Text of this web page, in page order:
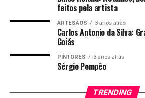
Utiliza uma variedade de técnicas
de moda sustentável. Ela usa
upcycling, que consistem em
novos produtos com valor agregado.
também utiliza técnicas de costura,
para seus clientes.
feitos pela artista
ARTESÃOS 3 anos atrás
Carlos Antonio da Silva:
Goiás
PINTORES 3 anos atrás
Sérgio Pompêo
TRENDING